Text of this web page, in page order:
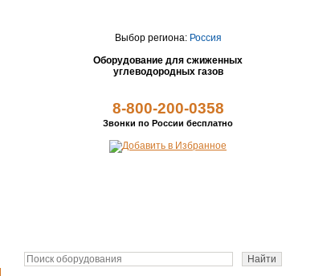
Выбор региона: Россия
Оборудование для сжиженных
углеводородных газов
8-800-200-0358
Звонки по России бесплатно